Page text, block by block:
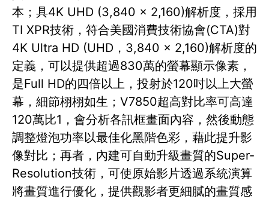
本；具4K UHD (3,840 x 2,160)解析度，採用
TI XPR技術，符合美國消費技術協會(CTA)對
4K Ultra HD (UHD，3,840 x 2,160)解析度的
定義，可以提供超過830萬的螢幕顯示像素，
是Full HD的四倍以上，投射於120吋以上大螢
幕，細節栩栩如生；V7850超高對比率可高達
120萬比1，會分析各訊框畫面內容，然後動態
調整燈泡功率以最佳化黑階色彩，藉此提升影
像對比；再者，內建可自動升級畫質的Super-
Resolution技術，可使原始影片透過系統演算
將畫質進行優化，提供觀影者更細膩的畫質感